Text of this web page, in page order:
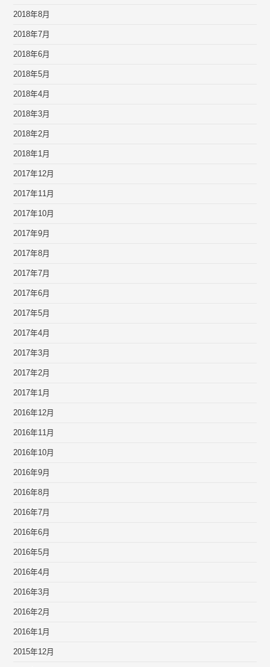
2018年8月
2018年7月
2018年6月
2018年5月
2018年4月
2018年3月
2018年2月
2018年1月
2017年12月
2017年11月
2017年10月
2017年9月
2017年8月
2017年7月
2017年6月
2017年5月
2017年4月
2017年3月
2017年2月
2017年1月
2016年12月
2016年11月
2016年10月
2016年9月
2016年8月
2016年7月
2016年6月
2016年5月
2016年4月
2016年3月
2016年2月
2016年1月
2015年12月